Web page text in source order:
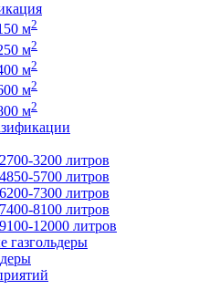
м2
м2
м2
м2
м2
3200 литров
5700 литров
7300 литров
8100 литров
12000 литров
газгольдеры